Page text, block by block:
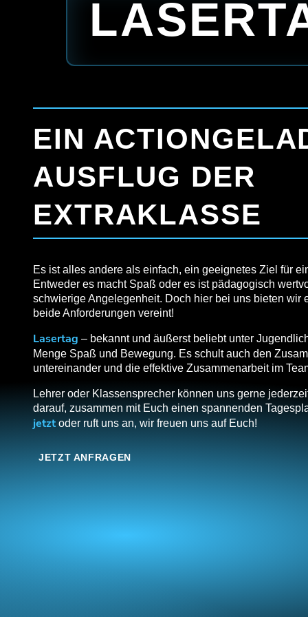
EIN
AUSFLUG DER
EXTRAKLASSE
Es ist alles andere als einfach, ein geeignetes Ziel für
Entweder es macht Spaß oder es ist pädagogisch
schwierige Angelegenheit. Doch hier bei uns bieten wir
beide Anforderungen vereint!
Lasertag – bekannt und äußerst beliebt unter
Menge Spaß und Bewegung. Es schult auch den
untereinander und die effektive Zusammenarbeit im
Lehrer oder Klassensprecher können uns gerne
darauf, zusammen mit Euch einen spannenden
jetzt oder ruft uns an, wir freuen uns auf Euch!
JETZT ANFRAGEN